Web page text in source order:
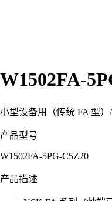
W1502FA-
小型设备用（传统 FA 型） /
产品型号
W1502FA-5PG-C5Z20
产品描述